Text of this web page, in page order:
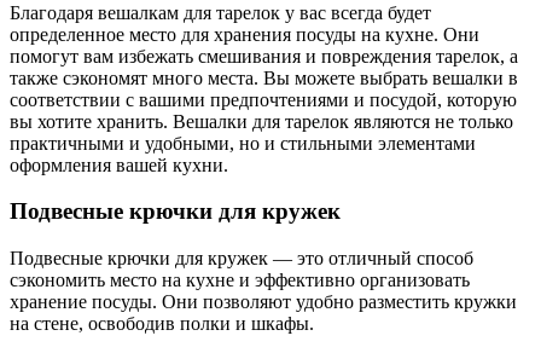
Благодаря вешалкам для тарелок у вас всегда будет
определенное место для хранения посуды на кухне. Они
помогут вам избежать смешивания и повреждения тарелок, а
также сэкономят много места. Вы можете выбрать вешалки в
соответствии с вашими предпочтениями и посудой, которую
вы хотите хранить. Вешалки для тарелок являются не только
практичными и удобными, но и стильными элементами
оформления вашей кухни.
Подвесные крючки для кружек
Подвесные крючки для кружек — это отличный способ
сэкономить место на кухне и эффективно организовать
хранение посуды. Они позволяют удобно разместить кружки
на стене, освободив полки и шкафы.